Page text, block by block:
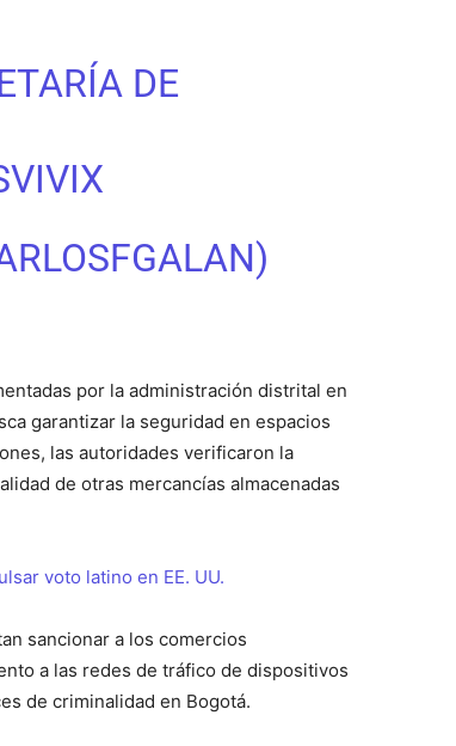
DE
por la administración distrital en
garantizar la seguridad en espacios
las autoridades verificaron la
de otras mercancías almacenadas
voto latino en EE. UU.
sancionar a los comercios
a las redes de tráfico de dispositivos
de criminalidad en Bogotá.